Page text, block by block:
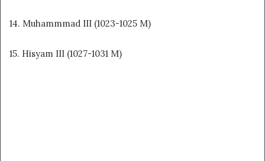
14. Muhammmad III (1023-1025 M)
15. Hisyam III (1027-1031 M)